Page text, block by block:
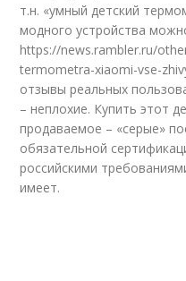
т.н. «умный детский
модного устройства
https://news.rambler.ru/
termometra-xiaomi-vse-
отзывы реальных
– неплохие. Купить этот
продаваемое – «серые»
обязательной
российскими
имеет.